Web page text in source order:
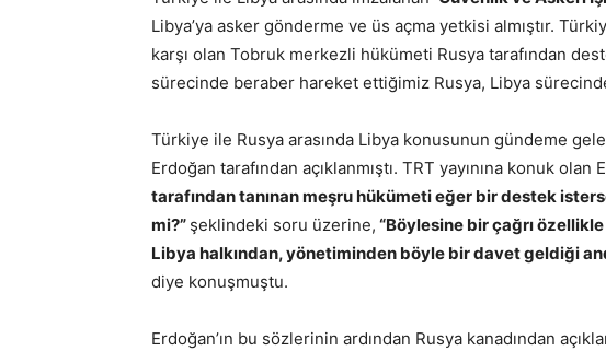
Libya’ya asker gönderme ve üs açma yetkisi almıştır.
karşı olan Tobruk merkezli hükümeti Rusya tarafından
sürecinde beraber hareket ettiğimiz Rusya, Libya
Türkiye ile Rusya arasında Libya konusunun gündeme
Erdoğan tarafından açıklanmıştı. TRT yayınına konuk olan
tarafından tanınan meşru hükümeti eğer bir destek
mi?” şeklindeki soru üzerine, “Böylesine bir çağrı
Libya halkından, yönetiminden böyle bir davet geldiği
diye konuşmuştu.
Erdoğan’ın bu sözlerinin ardından Rusya kanadından